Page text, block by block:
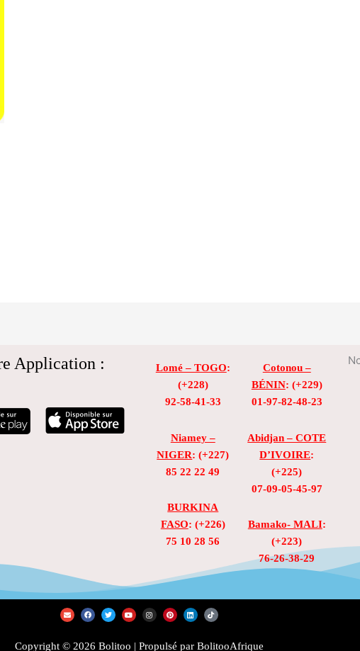
Application : Lomé – TOGO:
(+228)
92-58-41-33
Niamey –
NIGER: (+227)
85 22 22 49
BURKINA
FASO: (+226)
75 10 28 56
Cotonou –
BÉNIN: (+229)
01-97-82-48-23
Abidjan – COTE
D’IVOIRE:
(+225)
07-09-05-45-97
Bamako- MALI:
(+223)
76-26-38-29
E
n
v
o
F
a
c
o
T
w
i
e
Y
o
u
b
I
n
s
g
P
i
n
r
L
i
n
d
T
i
k
k
Copyright © 2026 Bolitoo | Propulsé par BolitooAfrique